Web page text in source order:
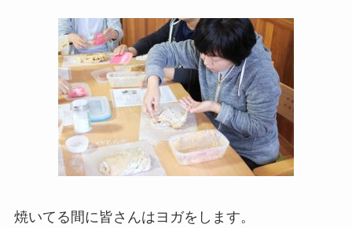
焼いてる間に皆さんはヨガをします。